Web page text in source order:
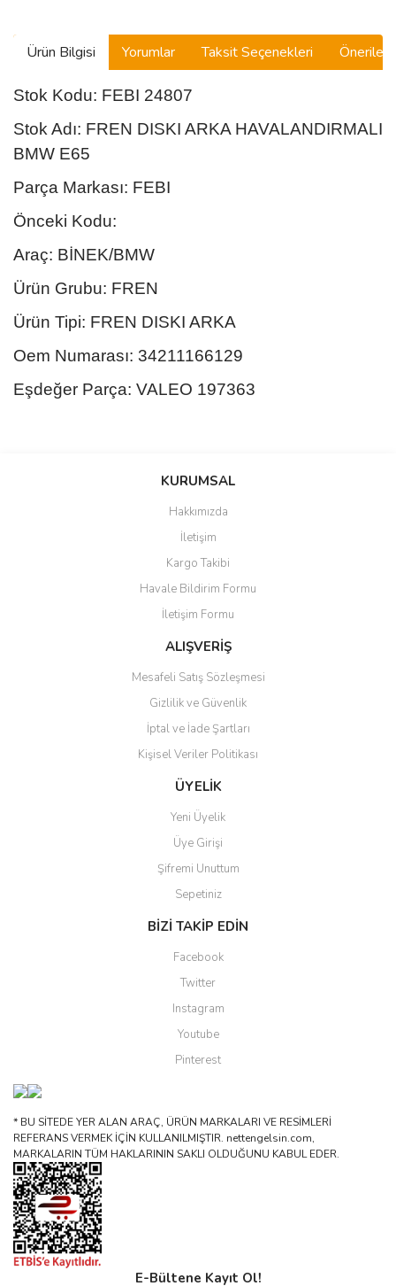
Ürün Bilgisi Yorumlar Taksit Seçenekleri
Stok Kodu: FEBI 24807
Stok Adı: FREN DISKI ARKA HAVALANDIRMALI
BMW E65
Parça Markası: FEBI
Önceki Kodu:
Araç: BİNEK/BMW
Ürün Grubu: FREN
Ürün Tipi: FREN DISKI ARKA
Oem Numarası: 34211166129
Eşdeğer Parça: VALEO 197363
Bu ürüne ilk yorumu siz yapın!
Yorum Yaz
Ürün resmi kalitesiz, bozuk veya görüntülenemiyor.
Ürün açıklamasında eksik bilgiler bulunuyor.
Ürün bilgilerinde hatalar bulunuyor.
Ürün fiyatı diğer sitelerden daha pahalı.
Bu ürüne benzer farklı alternatifler olmalı.
Gönder
KURUMSAL
Hakkımızda
İletişim
Kargo Takibi
Havale Bildirim Formu
İletişim Formu
ALIŞVERİŞ
Mesafeli Satış Sözleşmesi
Gizlilik ve Güvenlik
İptal ve İade Şartları
Kişisel Veriler Politikası
ÜYELİK
Yeni Üyelik
Üye Girişi
Şifremi Unuttum
Sepetiniz
BİZİ TAKİP EDİN
Facebook
Twitter
Instagram
Youtube
Pinterest
* BU SİTEDE YER ALAN ARAÇ, ÜRÜN MARKALARI VE RESİMLERİ
REFERANS VERMEK İÇİN KULLANILMIŞTIR. nettengelsin.com,
MARKALARIN TÜM HAKLARININ SAKLI OLDUĞUNU KABUL EDER.
E-Bültene Kayıt Ol!